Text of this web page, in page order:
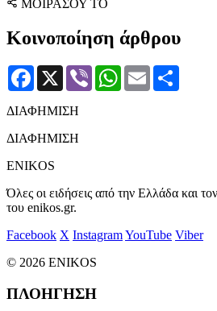
ΜΟΙΡΑΣΟΥ ΤΟ
Κοινοποίηση άρθρου
Facebook
X Viber WhatsApp
Email
ΔΙΑΦΗΜΙΣΗ
ΔΙΑΦΗΜΙΣΗ
ENIKOS
Όλες οι ειδήσεις από την Ελλάδα και
του enikos.gr.
Facebook X InstagramYouTube Viber
© 2026 ENIKOS
ΠΛΟΗΓΗΣΗ